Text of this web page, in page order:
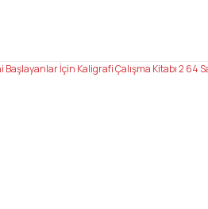
fiyat bilgisi, resim, ürün
resmi kalitesiz, bozuk veya görüntülenemiyor.